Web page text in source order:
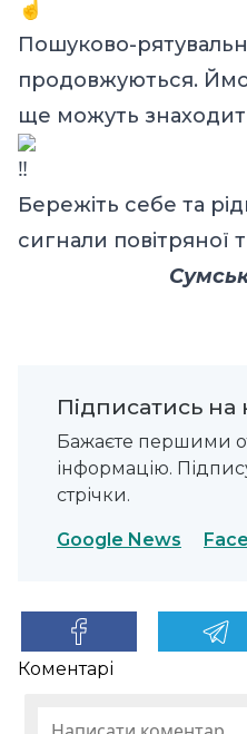
Пошуково-
продовжуються.
ще можуть
Бережіть себе та
сигнали повітряної
Підписатись
Бажаєте першими
інформацію.
стрічки.
Google News
Коментарі